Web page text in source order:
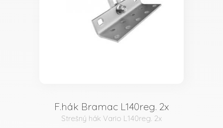
F.hák Bramac L140reg. 2x
Strešný hák Vario L140reg. 2x